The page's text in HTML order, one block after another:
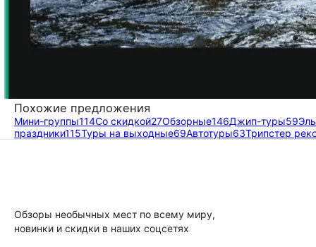
Похожие предложения
Мини-группы114Со скидкой27Обзорные146Джип-туры59
праздники115Туры на выходные69Автотуры63Трипстер
Обзоры необычных мест по всему миру,
новинки и скидки в наших соцсетях